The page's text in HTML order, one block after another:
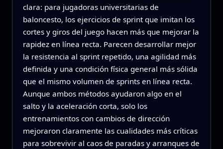
clara: para jugadoras universitarias de
baloncesto, los ejercicios de sprint que imitan los
cortes y giros del juego hacen más que mejorar la
rapidez en línea recta. Parecen desarrollar mejor
la resistencia al sprint repetido, una agilidad más
definida y una condición física general más sólida
que el mismo volumen de sprints en línea recta.
Aunque ambos métodos ayudaron algo en el
salto y la aceleración corta, solo los
entrenamientos con cambios de dirección
mejoraron claramente las cualidades más críticas
para sobrevivir al caos de paradas y arranques de